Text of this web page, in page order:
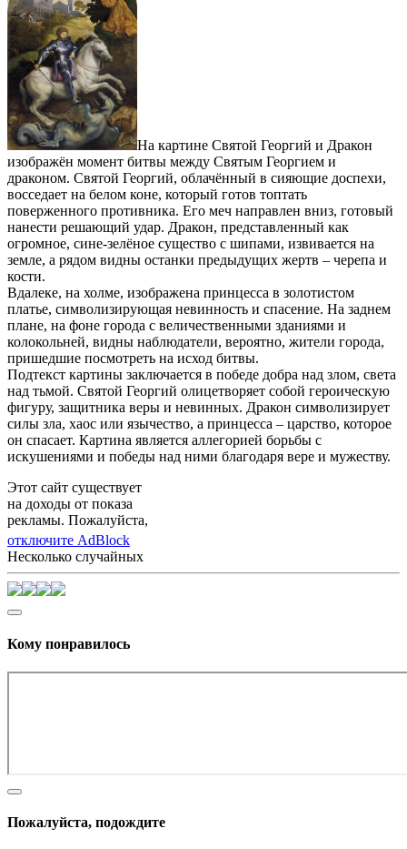
На картине Святой Георгий и Дракон
изображён момент битвы между Святым Георгием и
драконом. Святой Георгий, облачённый в сияющие доспехи,
восседает на белом коне, который готов топтать
поверженного противника. Его меч направлен вниз, готовый
нанести решающий удар. Дракон, представленный как
огромное, сине-зелёное существо с шипами, извивается на
земле, а рядом видны останки предыдущих жертв – черепа и
кости.
Вдалеке, на холме, изображена принцесса в золотистом
платье, символизирующая невинность и спасение. На заднем
плане, на фоне города с величественными зданиями и
колокольней, видны наблюдатели, вероятно, жители города,
пришедшие посмотреть на исход битвы.
Подтекст картины заключается в победе добра над злом, света
над тьмой. Святой Георгий олицетворяет собой героическую
фигуру, защитника веры и невинных. Дракон символизирует
силы зла, хаос или язычество, а принцесса – царство, которое
он спасает. Картина является аллегорией борьбы с
искушениями и победы над ними благодаря вере и мужеству.
Этот сайт существует
на доходы от показа
рекламы. Пожалуйста,
отключите AdBlock
Несколько случайных
Кому понравилось
Пожалуйста, подождите